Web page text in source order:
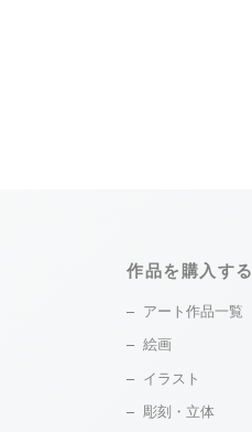
作品を購入する
アート作品一覧
絵画
イラスト
彫刻・立体